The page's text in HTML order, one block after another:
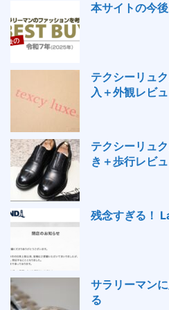
本サイトの今
テクシーリュ
入＋外観レビュ
テクシーリュ
き＋歩行レビュ
残念すぎる！
サラリーマン
る